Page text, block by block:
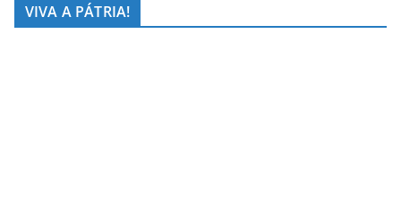
VIVA A PÁTRIA!